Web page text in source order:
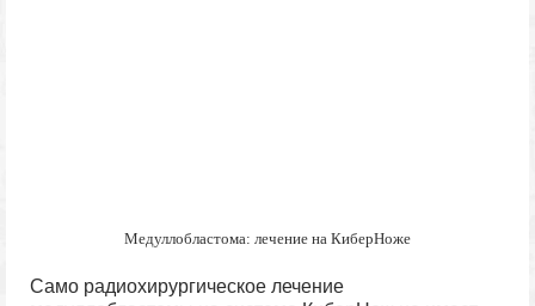
Медуллобластома: лечение на КиберНоже
Само радиохирургическое лечение